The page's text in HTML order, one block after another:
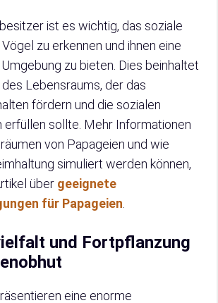
ist es wichtig, das soziale
zu erkennen und ihnen eine
zu bieten. Dies beinhaltet
Lebensraums, der das
fördern und die sozialen
erfüllen sollte. Mehr Informationen
von Papageien und wie
simuliert werden können,
über geeignete
für Papageien.
und Fortpflanzung
eine enorme